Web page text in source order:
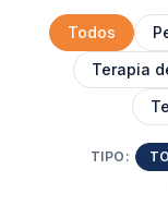
Todos
Terapia
TIPO: